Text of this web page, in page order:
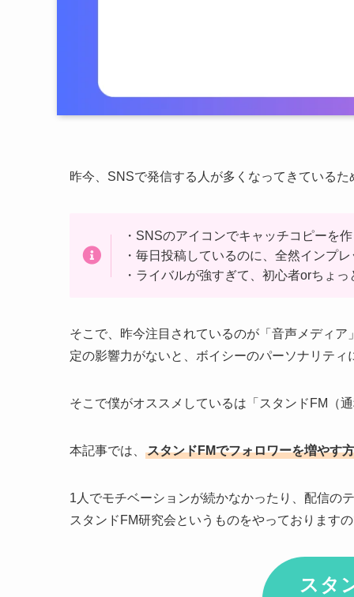
昨今、SNSで発信する人が多くなってきている
・SNSのアイコンでキャッチコピーを
・毎日投稿しているのに、全然インプ
・ライバルが強すぎて、初心者orちょ
そこで、昨今注目されているのが「音声メディ
定の影響力がないと、ボイシーのパーソナリティ
そこで僕がオススメしているは「スタンドFM（
本記事では、 スタンドFMでフォロワーを増やす
1人でモチベーションが続かなかったり、配信の
スタンドFM研究会というものをやっております
スタ